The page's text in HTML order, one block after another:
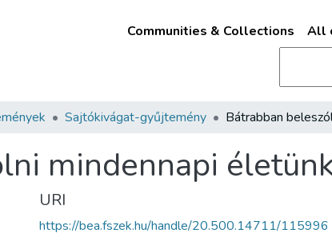
Communities & Collections All
Sajtókivágat-gyűjtemény
mindennapi
URI
https://bea.fszek.hu/handle/20.500.14711/115996